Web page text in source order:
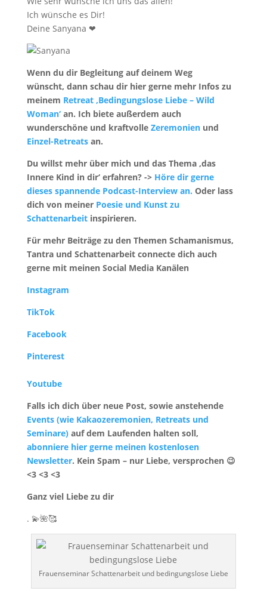
Ich wünsche es Dir!
Deine Sanyana ❤
Wenn du dir Begleitung auf deinem Weg
wünscht, dann schau dir hier gerne mehrInfos zu
meinem Retreat ‚Bedingungslose Liebe – Wild
Woman‘an. Ich biete außerdem auch
wunderschöne und kraftvolle Zeremonienund
Einzel-Retreatsan.
Du willst mehr über mich und das Thema ‚das
Innere Kind in dir‘ erfahren? -> Höre dir gerne
dieses spannende Podcast-Interview an. Oder lass
dich von meiner Poesie und Kunst zu
Schattenarbeitinspirieren.
Für mehr Beiträge zu den Themen Schamanismus,
Tantra und Schattenarbeit connecte dich auch
gerne mit meinen Social Media Kanälen
Instagram
TikTok
Facebook
Pinterest
Youtube
Falls ich dich über neue Post, sowie anstehende
Events (wie Kakaozeremonien, Retreats und
Seminare)auf dem Laufenden halten soll,
abonniere hier gerne meinen kostenlosen
Newsletter. Kein Spam – nur Liebe, versprochen 😉
<3 <3 <3
Ganz viel Liebe zu dir
. 💫🌺🥰
Frauenseminar Schattenarbeit und bedingungslose Liebe